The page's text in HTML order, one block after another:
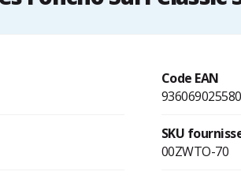
Code EAN
SKU
00ZWTO-70